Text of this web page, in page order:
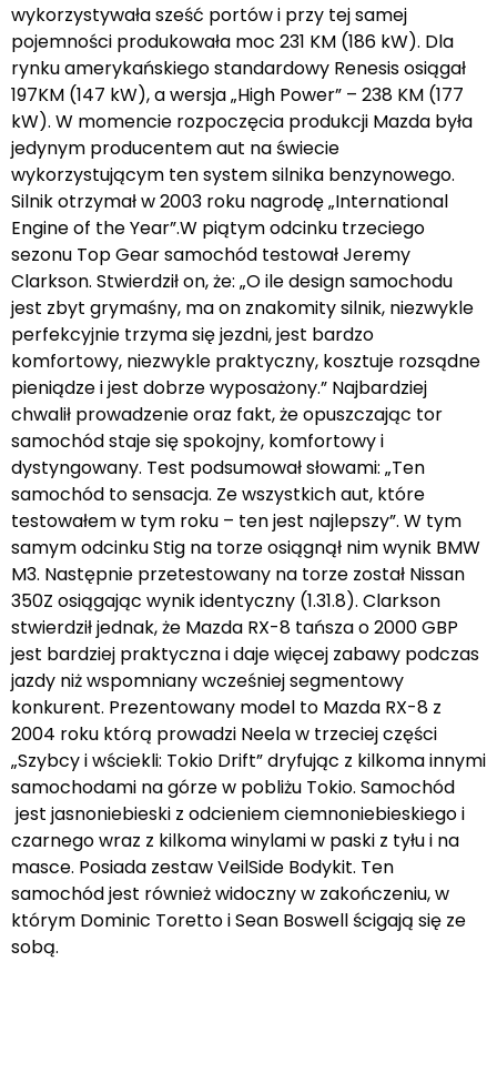
wykorzystywała sześć portów i przy tej samej
pojemności produkowała moc 231 KM (186 kW). Dla
rynku amerykańskiego standardowy Renesis osiągał
197KM (147 kW), a wersja „High Power” – 238 KM (177
kW). W momencie rozpoczęcia produkcji Mazda była
jedynym producentem aut na świecie
wykorzystującym ten system silnika benzynowego.
Silnik otrzymał w 2003 roku nagrodę „International
Engine of the Year”.W piątym odcinku trzeciego
sezonu Top Gear samochód testował Jeremy
Clarkson. Stwierdził on, że: „O ile design samochodu
jest zbyt grymaśny, ma on znakomity silnik, niezwykle
perfekcyjnie trzyma się jezdni, jest bardzo
komfortowy, niezwykle praktyczny, kosztuje rozsądne
pieniądze i jest dobrze wyposażony.” Najbardziej
chwalił prowadzenie oraz fakt, że opuszczając tor
samochód staje się spokojny, komfortowy i
dystyngowany. Test podsumował słowami: „Ten
samochód to sensacja. Ze wszystkich aut, które
testowałem w tym roku – ten jest najlepszy”. W tym
samym odcinku Stig na torze osiągnął nim wynik BMW
M3. Następnie przetestowany na torze został Nissan
350Z osiągając wynik identyczny (1.31.8). Clarkson
stwierdził jednak, że Mazda RX-8 tańsza o 2000 GBP
jest bardziej praktyczna i daje więcej zabawy podczas
jazdy niż wspomniany wcześniej segmentowy
konkurent. Prezentowany model to Mazda RX-8 z
2004 roku którą prowadzi Neela w trzeciej części
„Szybcy i wściekli: Tokio Drift” dryfując z kilkoma innymi
samochodami na górze w pobliżu Tokio. Samochód
jest jasnoniebieski z odcieniem ciemnoniebieskiego i
czarnego wraz z kilkoma winylami w paski z tyłu i na
masce. Posiada zestaw VeilSide Bodykit. Ten
samochód jest również widoczny w zakończeniu, w
którym Dominic Toretto i Sean Boswell ścigają się ze
sobą.